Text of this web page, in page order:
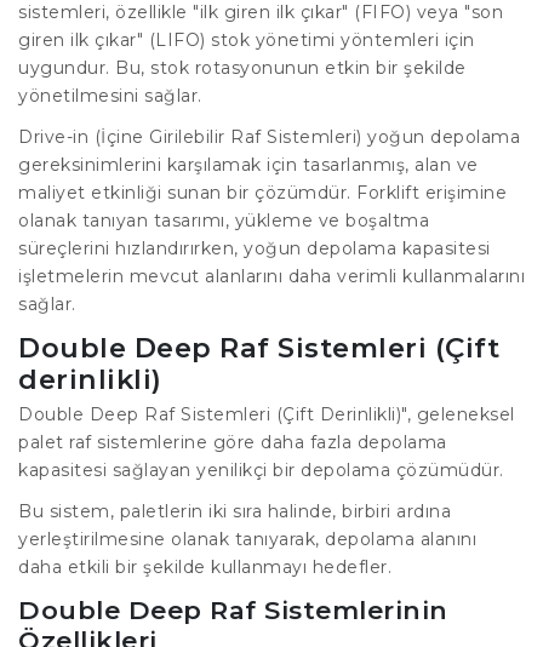
sistemleri, özellikle "ilk giren ilk çıkar" (FIFO) veya "son
giren ilk çıkar" (LIFO) stok yönetimi yöntemleri için
uygundur. Bu, stok rotasyonunun etkin bir şekilde
yönetilmesini sağlar.
Drive-in (İçine Girilebilir Raf Sistemleri) yoğun depolama
gereksinimlerini karşılamak için tasarlanmış, alan ve
maliyet etkinliği sunan bir çözümdür. Forklift erişimine
olanak tanıyan tasarımı, yükleme ve boşaltma
süreçlerini hızlandırırken, yoğun depolama kapasitesi
işletmelerin mevcut alanlarını daha verimli kullanmalarını
sağlar.
Double Deep Raf Sistemleri (Çift
derinlikli)
Double Deep Raf Sistemleri (Çift Derinlikli)", geleneksel
palet raf sistemlerine göre daha fazla depolama
kapasitesi sağlayan yenilikçi bir depolama çözümüdür.
Bu sistem, paletlerin iki sıra halinde, birbiri ardına
yerleştirilmesine olanak tanıyarak, depolama alanını
daha etkili bir şekilde kullanmayı hedefler.
Double Deep Raf Sistemlerinin
Özellikleri